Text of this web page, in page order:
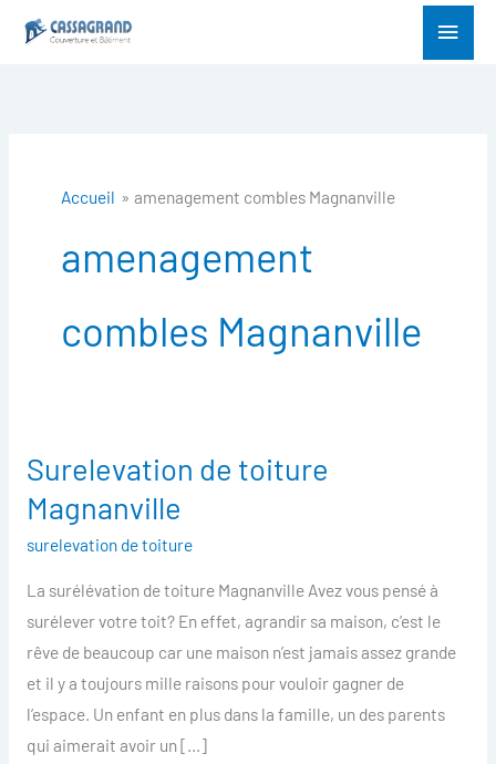
Menu
Accueil amenagement combles Magnanville
amenagement
combles Magnanville
Surelevation de toiture
Magnanville
surelevation de toiture
La surélévation de toiture Magnanville Avez vous pensé à
surélever votre toit? En effet, agrandir sa maison, c’est le
rêve de beaucoup car une maison n’est jamais assez grande
et il y a toujours mille raisons pour vouloir gagner de
l’espace. Un enfant en plus dans la famille, un des parents
qui aimerait avoir un […]
Surelevation
de
toiture
Magnanville